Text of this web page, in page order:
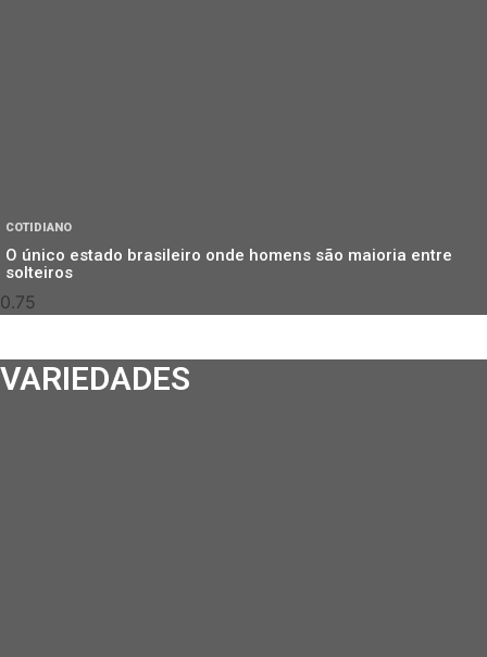
COTIDIANO
O único estado brasileiro onde homens são maioria entre
solteiros
VARIEDADES